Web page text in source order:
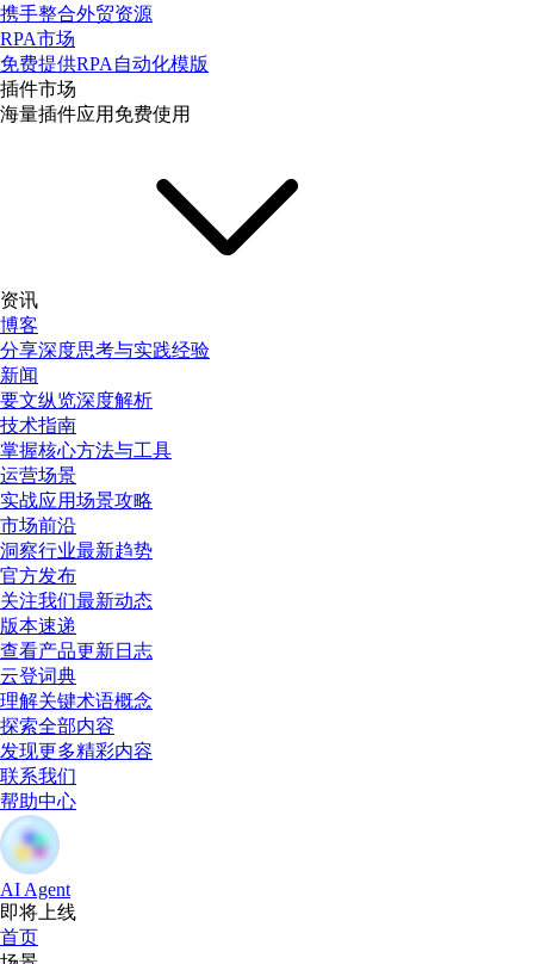
携手整合外贸资源
RPA市场
免费提供RPA自动化模版
插件市场
海量插件应用免费使用
资讯
博客
分享深度思考与实践经验
新闻
要文纵览深度解析
技术指南
掌握核心方法与工具
运营场景
实战应用场景攻略
市场前沿
洞察行业最新趋势
官方发布
关注我们最新动态
版本速递
查看产品更新日志
云登词典
理解关键术语概念
探索全部内容
发现更多精彩内容
联系我们
帮助中心
AI Agent
即将上线
首页